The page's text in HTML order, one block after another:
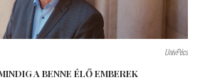
UnivPécs
A BENNE ÉLŐ EMBEREK